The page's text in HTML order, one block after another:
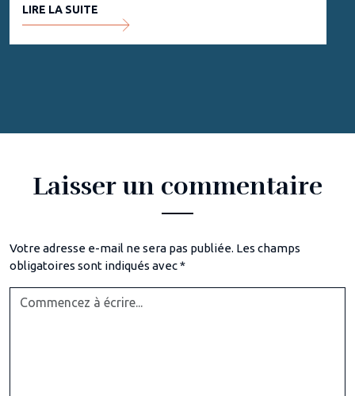
LIRE LA SUITE
Laisser un commentaire
Votre adresse e-mail ne sera pas publiée. Les champs
obligatoires sont indiqués avec*